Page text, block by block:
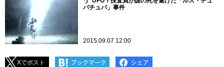
パチュパ」事件
2015.09.07 12:00
Xでポスト